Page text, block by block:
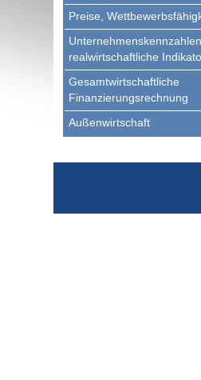
Preise,
realwirtschaftliche
Gesamtwirtschaftliche
Finanzierungsrechnung
Außenwirtschaft